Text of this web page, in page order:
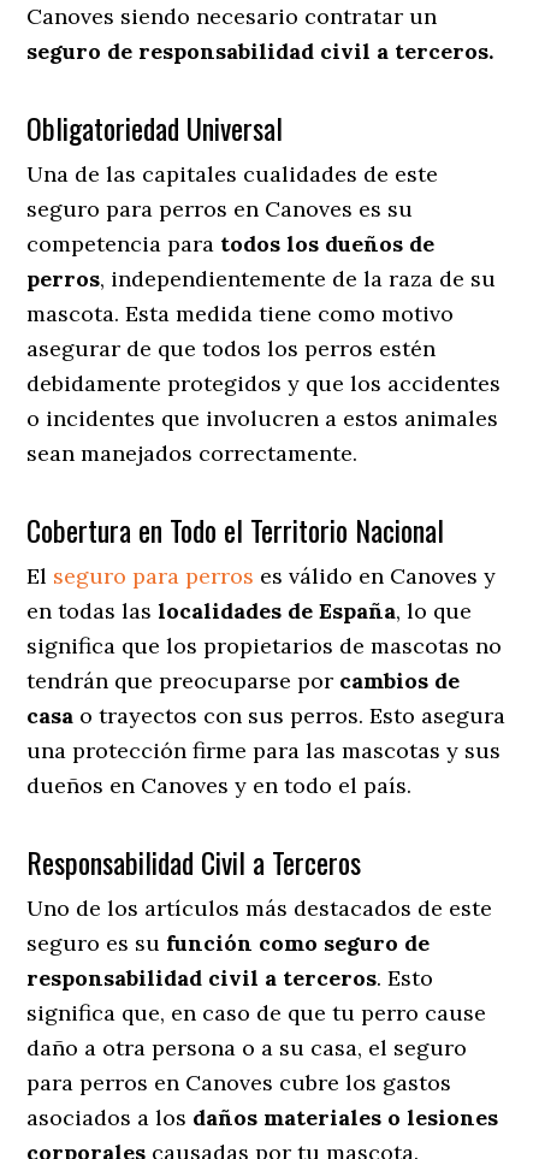
Canoves siendo necesario contratar un
seguro de responsabilidad civil a terceros.
Obligatoriedad Universal
Una de las capitales cualidades de este
seguro para perros en Canoves es su
competencia para todos los dueños de
perros, independientemente de la raza de su
mascota. Esta medida tiene como motivo
asegurar de que todos los perros estén
debidamente protegidos y que los accidentes
o incidentes que involucren a estos animales
sean manejados correctamente.
Cobertura en Todo el Territorio Nacional
El seguro para perros es válido en Canoves y
en todas laslocalidades de España, lo que
significa que los propietarios de mascotas no
tendrán que preocuparse por cambios de
casa o trayectos con sus perros. Esto asegura
una protección firme para las mascotas y sus
dueños en Canoves y en todo el país.
Responsabilidad Civil a Terceros
Uno de los artículos más destacados de este
seguro es su función como seguro de
responsabilidad civil a terceros. Esto
significa que, en caso de que tu perro cause
daño a otra persona o a su casa, el seguro
para perros en Canoves cubre los gastos
asociados a los daños materiales o lesiones
corporales causadas por tu mascota.